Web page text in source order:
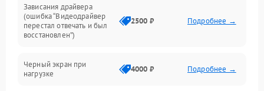
Интерфейсные и коммуникационные проблемы
Электропитание
Зависания драйвера
(ошибка “Видеодрайвер
перестал отвечать и был
восстановлен”)
2500 ₽ Подробнее →
Черный экран при
нагрузке
4000 ₽ Подробнее →